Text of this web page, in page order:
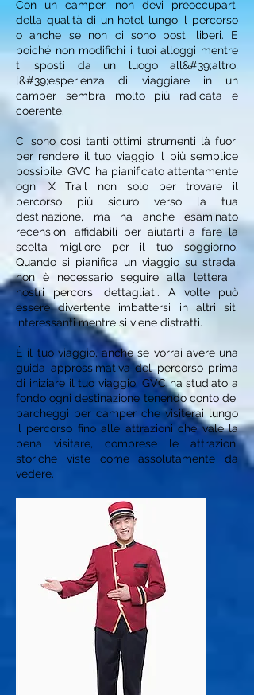
Con un camper, non devi preoccuparti
della qualità di un hotel lungo il percorso
o anche se non ci sono posti liberi. E
poiché non modifichi i tuoi alloggi mentre
ti sposti da un luogo all&#39;altro,
l&#39;esperienza di viaggiare in un
camper sembra molto più radicata e
coerente.
Ci sono così tanti ottimi strumenti là fuori
per rendere il tuo viaggio il più semplice
possibile. GVC ha pianificato attentamente
ogni X Trail non solo per trovare il
percorso più sicuro verso la tua
destinazione, ma ha anche esaminato
recensioni affidabili per aiutarti a fare la
scelta migliore per il tuo soggiorno.
Quando si pianifica un viaggio su strada,
non è necessario seguire alla lettera i
nostri percorsi dettagliati. A volte può
essere divertente imbattersi in altri siti
interessanti mentre si viene distratti.
È il tuo viaggio, anche se vorrai avere una
guida approssimativa del percorso prima
di iniziare il tuo viaggio. GVC ha studiato a
fondo ogni destinazione tenendo conto dei
parcheggi per camper che visiterai lungo
il percorso fino alle attrazioni che vale la
pena visitare, comprese le attrazioni
storiche viste come assolutamente da
vedere. ​